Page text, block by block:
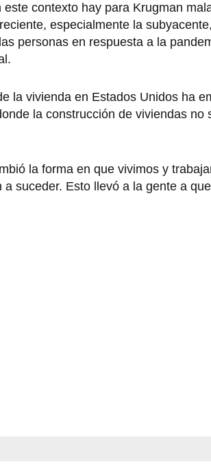
contexto hay para Krugman
especialmente la
personas en respuesta a la
la vivienda en Estados Unidos ha
la construcción de viviendas no
la forma en que vivimos y
suceder. Esto llevó a la gente a